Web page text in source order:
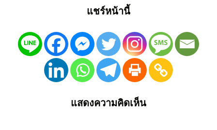
แชร์หน้านี้
แสดงความคิดเห็น